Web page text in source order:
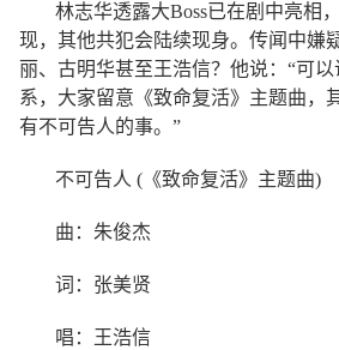
林志华透露大Boss已在剧中亮相
现，其他共犯会陆续现身。传闻中嫌
丽、古明华甚至王浩信？他说：“可
系，大家留意《致命复活》主题曲，
有不可告人的事。”
不可告人 (《致命复活》主题曲)
曲：朱俊杰
词：张美贤
唱：王浩信